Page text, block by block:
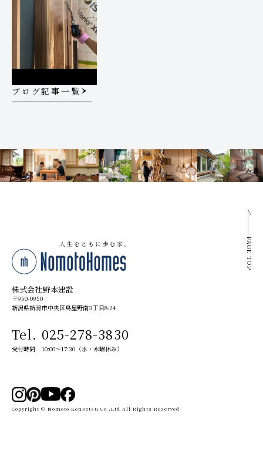
ブログ記事一覧
株式会社野本建設
〒950-0950
新潟県新潟市中央区鳥屋野南3丁目8-24
Tel. 025-278-3830
受付時間 10:00～17:30（水・木曜休み）
Copyright © Nomoto Kensetsu Co ,Ltd All Rights Reserved
PAGE TOP